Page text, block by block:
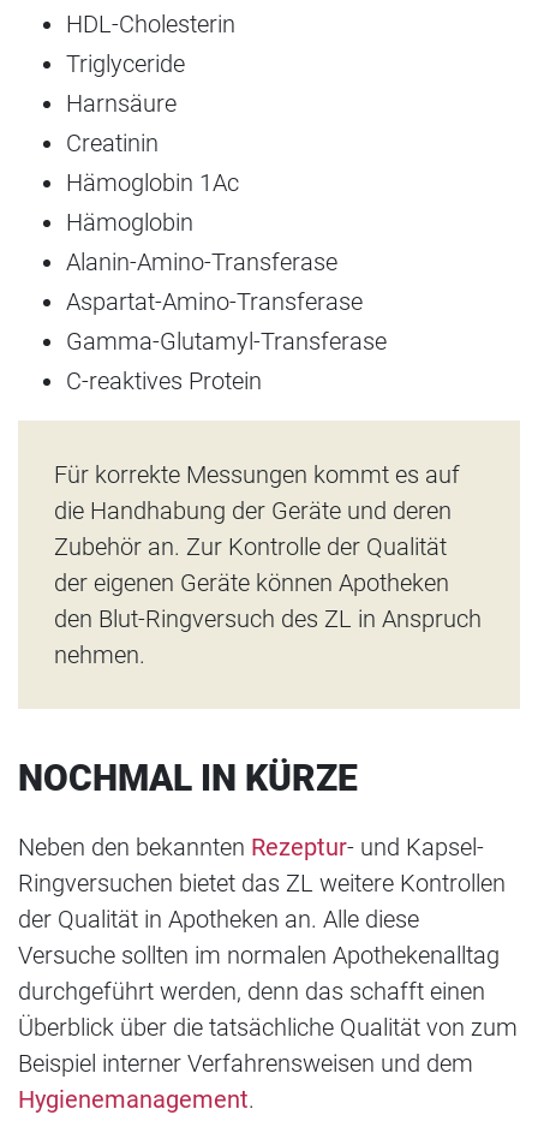
HDL-Cholesterin
Triglyceride
Harnsäure
Creatinin
Hämoglobin 1Ac
Hämoglobin
Alanin-Amino-Transferase
Aspartat-Amino-Transferase
Gamma-Glutamyl-Transferase
C-reaktives Protein
Für korrekte Messungen kommt es auf
die Handhabung der Geräte und deren
Zubehör an. Zur Kontrolle der Qualität
der eigenen Geräte können Apotheken
den Blut-Ringversuch des ZL in Anspruch
nehmen.
NOCHMAL IN KÜRZE
Neben den bekannten Rezeptur- und Kapsel-
Ringversuchen bietet das ZL weitere Kontrollen
der Qualität in Apotheken an. Alle diese
Versuche sollten im normalen Apothekenalltag
durchgeführt werden, denn das schafft einen
Überblick über die tatsächliche Qualität von zum
Beispiel interner Verfahrensweisen und dem
Hygienemanagement.